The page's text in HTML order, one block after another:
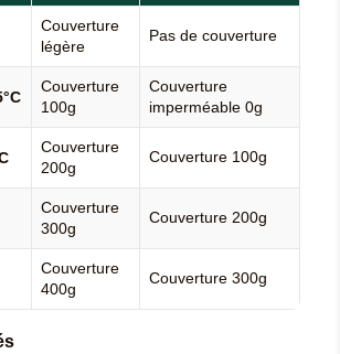
Couverture
légère
Pas de couverture
Couverture
100g
Couverture
imperméable 0g
Couverture
200g
Couverture 100g
Couverture
300g
Couverture 200g
Couverture
400g
Couverture 300g